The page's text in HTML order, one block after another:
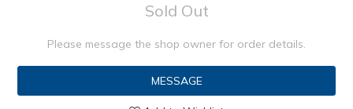
Sold Out
Please message the shop owner for order details.
MESSAGE